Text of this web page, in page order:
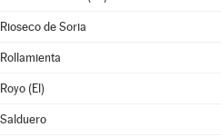
Rioseco de Soria
Rollamienta
Royo (El)
Salduero